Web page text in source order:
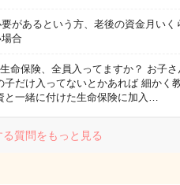
があるという方、老後の資金月いく
合
命保険、全員入ってますか？ お子さ
だけ入ってないとかあれば 細かく
と一緒に付けた生命保険に加入…
る質問をもっと見る